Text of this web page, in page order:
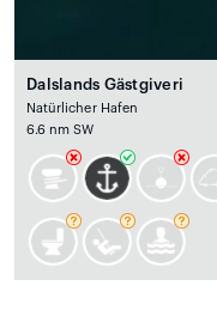
Dalslands Gästgiveri
Natürlicher Hafen
6.6 nm SW